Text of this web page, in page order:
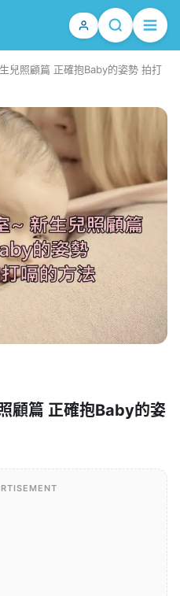
兒照顧篇 正確抱Baby的姿勢 拍打
顧篇 正確抱Baby的姿